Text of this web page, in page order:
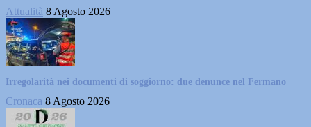
Attualità 8 Agosto 2026
Irregolarità nei documenti di soggiorno: due denunce nel Fermano
Cronaca 8 Agosto 2026